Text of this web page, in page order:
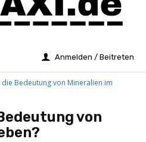
Anmelden / Beitreten
die Bedeutung von Mineralien im
von